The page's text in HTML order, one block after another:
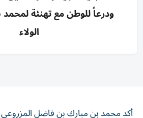
ودرعاً للوطن مع تهنئة لمحمد
الولاء
أكد محمد بن مبارك بن فاضل